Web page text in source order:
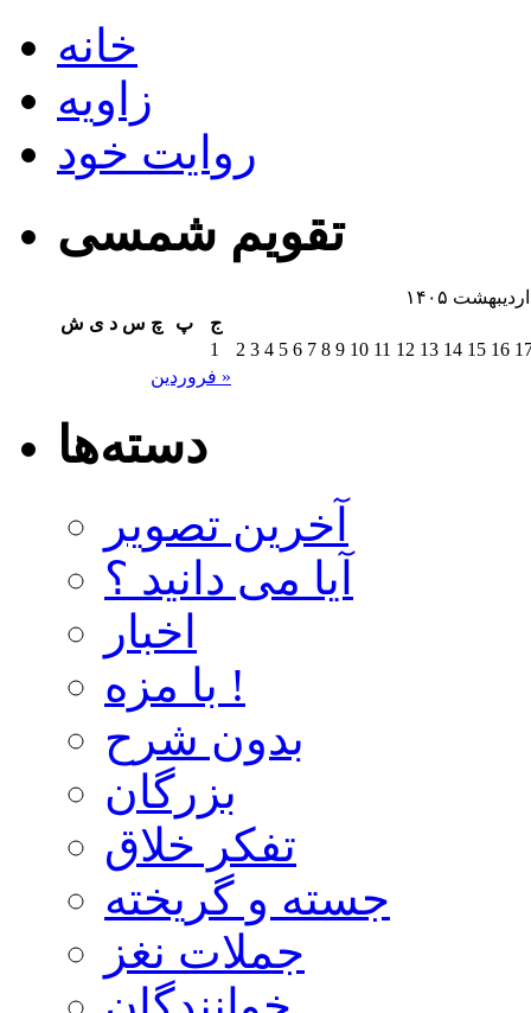
خانه
زاویه
روایت خود
تقویم شمسی
اردیبهشت ۱۴۰۵
ش ی د س چ پ ج
فروردین »
1 2 3 4 5 6 7 8 9 10 11 12 13 14 15 16
دسته‌ها
آخرین تصویر
آیا می دانید ؟
اخبار
با مزه !
بدون شرح
بزرگان
تفکر خلاق
جسته و گریخته
جملات نغز